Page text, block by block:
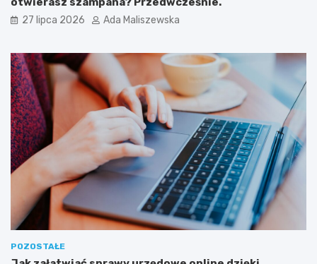
27 lipca 2026 Ada Maliszewska
POZOSTAŁE